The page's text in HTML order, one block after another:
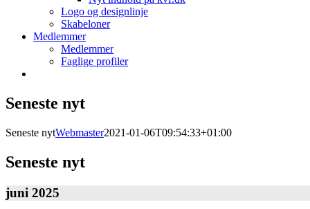
Logo og designlinje
Skabeloner
Medlemmer
Medlemmer
Faglige profiler
Seneste nyt
Seneste nytWebmaster2021-01-06T09:54:33+01:00
Seneste nyt
juni 2025